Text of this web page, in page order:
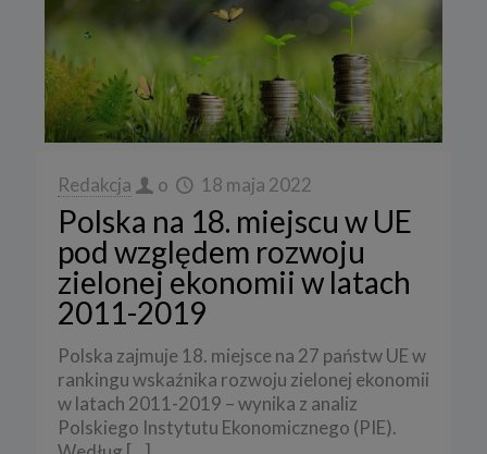
Redakcja o 18 maja 2022
Polska na 18. miejscu w UE
pod względem rozwoju
zielonej ekonomii w latach
2011-2019
Polska zajmuje 18. miejsce na 27 państw UE w
rankingu wskaźnika rozwoju zielonej ekonomii
w latach 2011-2019 – wynika z analiz
Polskiego Instytutu Ekonomicznego (PIE).